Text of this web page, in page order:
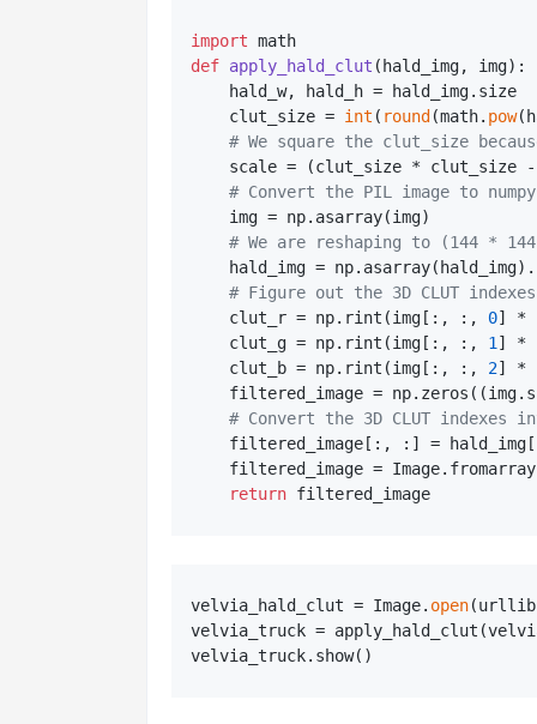
import
def apply_hald_clut ( hald_img, img):
    hald_w, hald_h = hald_img.size
    clut_size =
int ( round (math. pow
# We square the clut_size
scale = (clut_size * clut_size
# Convert the PIL image to
    img = np.asarray(img)
# We are reshaping to (144 *
hald_img =
# Figure out the 3D CLUT
    clut_r = np.rint(img[:, :,
0] *
    clut_g = np.rint(img[:, :,
1 ] *
    clut_b = np.rint(img[:, :,
2] *
filtered_image =
# Convert the 3D CLUT indexes
filtered_image[:, :] =
filtered_image =
return
velvia_hald_clut = Image. open
velvia_truck =